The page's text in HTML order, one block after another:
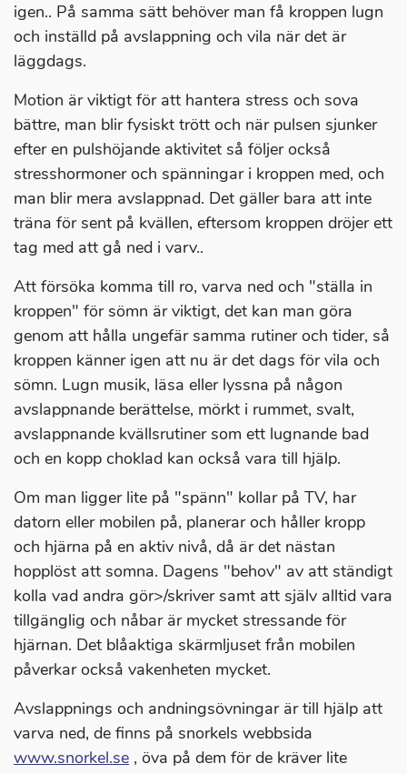
igen.. På samma sätt behöver man få kroppen lugn
och inställd på avslappning och vila när det är
läggdags.
Motion är viktigt för att hantera stress och sova
bättre, man blir fysiskt trött och när pulsen sjunker
efter en pulshöjande aktivitet så följer också
stresshormoner och spänningar i kroppen med, och
man blir mera avslappnad. Det gäller bara att inte
träna för sent på kvällen, eftersom kroppen dröjer ett
tag med att gå ned i varv..
Att försöka komma till ro, varva ned och "ställa in
kroppen" för sömn är viktigt, det kan man göra
genom att hålla ungefär samma rutiner och tider, så
kroppen känner igen att nu är det dags för vila och
sömn. Lugn musik, läsa eller lyssna på någon
avslappnande berättelse, mörkt i rummet, svalt,
avslappnande kvällsrutiner som ett lugnande bad
och en kopp choklad kan också vara till hjälp.
Om man ligger lite på "spänn" kollar på TV, har
datorn eller mobilen på, planerar och håller kropp
och hjärna på en aktiv nivå, då är det nästan
hopplöst att somna. Dagens "behov" av att ständigt
kolla vad andra gör>/skriver samt att själv alltid vara
tillgänglig och nåbar är mycket stressande för
hjärnan. Det blåaktiga skärmljuset från mobilen
påverkar också vakenheten mycket.
Avslappnings och andningsövningar är till hjälp att
varva ned, de finns på snorkels webbsida
www.snorkel.se , öva på dem för de kräver lite